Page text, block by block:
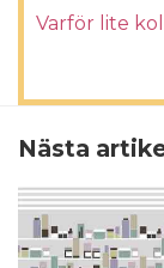
Varför lite
Nästa